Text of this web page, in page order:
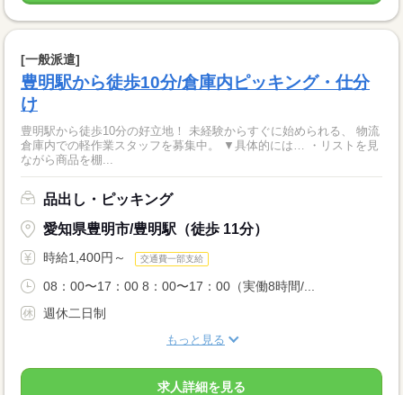
[一般派遣]
豊明駅から徒歩10分/倉庫内ピッキング・仕分
け
豊明駅から徒歩10分の好立地！ 未経験からすぐに始められる、 物流
倉庫内での軽作業スタッフを募集中。 ▼具体的には… ・リストを見
ながら商品を棚...
品出し・ピッキング
愛知県豊明市/豊明駅（徒歩 11分）
時給1,400円～ 交通費一部支給
08：00〜17：00 8：00〜17：00（実働8時間/...
週休二日制
もっと見る
求人詳細を見る